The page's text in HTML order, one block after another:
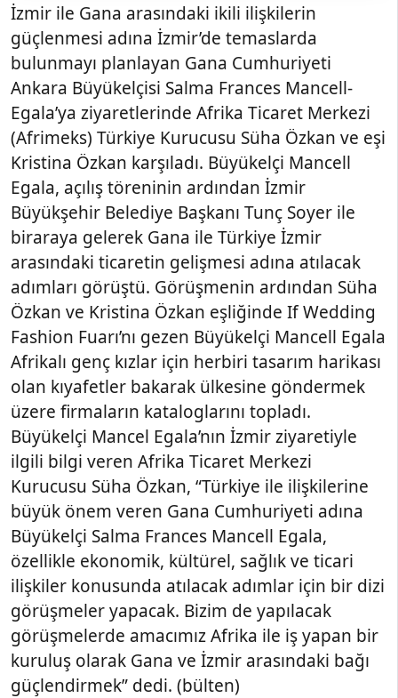
İzmir ile Gana arasındaki ikili ilişkilerin
güçlenmesi adına İzmir’de temaslarda
bulunmayı planlayan Gana Cumhuriyeti
Ankara Büyükelçisi Salma Frances Mancell-
Egala’ya ziyaretlerinde Afrika Ticaret Merkezi
(Afrimeks) Türkiye Kurucusu Süha Özkan ve eşi
Kristina Özkan karşıladı. Büyükelçi Mancell
Egala, açılış töreninin ardından İzmir
Büyükşehir Belediye Başkanı Tunç Soyer ile
biraraya gelerek Gana ile Türkiye İzmir
arasındaki ticaretin gelişmesi adına atılacak
adımları görüştü. Görüşmenin ardından Süha
Özkan ve Kristina Özkan eşliğinde If Wedding
Fashion Fuarı’nı gezen Büyükelçi Mancell Egala
Afrikalı genç kızlar için herbiri tasarım harikası
olan kıyafetler bakarak ülkesine göndermek
üzere firmaların kataloglarını topladı.
Büyükelçi Mancel Egala’nın İzmir ziyaretiyle
ilgili bilgi veren Afrika Ticaret Merkezi
Kurucusu Süha Özkan, “Türkiye ile ilişkilerine
büyük önem veren Gana Cumhuriyeti adına
Büyükelçi Salma Frances Mancell Egala,
özellikle ekonomik, kültürel, sağlık ve ticari
ilişkiler konusunda atılacak adımlar için bir dizi
görüşmeler yapacak. Bizim de yapılacak
görüşmelerde amacımız Afrika ile iş yapan bir
kuruluş olarak Gana ve İzmir arasındaki bağı
güçlendirmek” dedi. (bülten)